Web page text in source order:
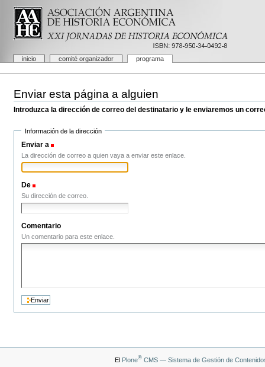
contenido.
Saltar
navegación
Secciones
inicio comité organizador
programa
Herramientas
Personales
Enviar esta página a alguien
Introduzca la dirección de correo del destinatario y le enviaremos un
Información de la dirección
Enviar a
La dirección de correo a quien vaya a enviar este enlace.
De
Su dirección de correo.
Comentario
Un comentario para este enlace.
El Plone®CMS — Sistema de Gestión de